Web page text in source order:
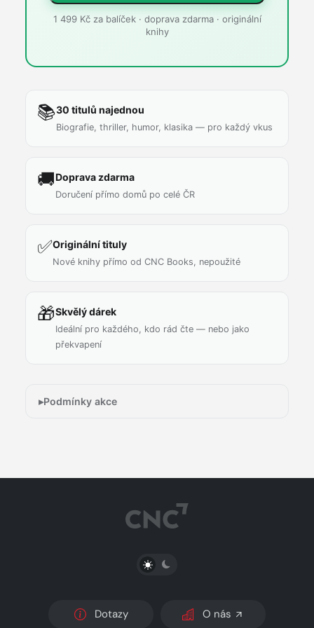
spisovatelů.
1 499 Kč za balíček · doprava zdarma · originální
knihy
📚30 titulů najednou
Biografie, thriller, humor, klasika — pro každý vkus
🚚Doprava zdarma
Doručení přímo domů po celé ČR
✅Originální tituly
Nové knihy přímo od CNC Books, nepoužité
🎁Skvělý dárek
Ideální pro každého, kdo rád čte — nebo jako
překvapení
Podmínky akce
PŘEPNOUT SVĚTLÝ/TMAVÝ REŽIM
Dotazy O nás